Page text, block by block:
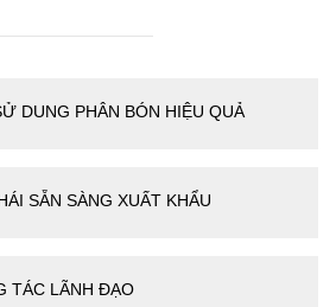
DUNG PHÂN BÓN HIỆU QUẢ
SẴN SÀNG XUẤT KHẨU
TÁC LÃNH ĐẠO